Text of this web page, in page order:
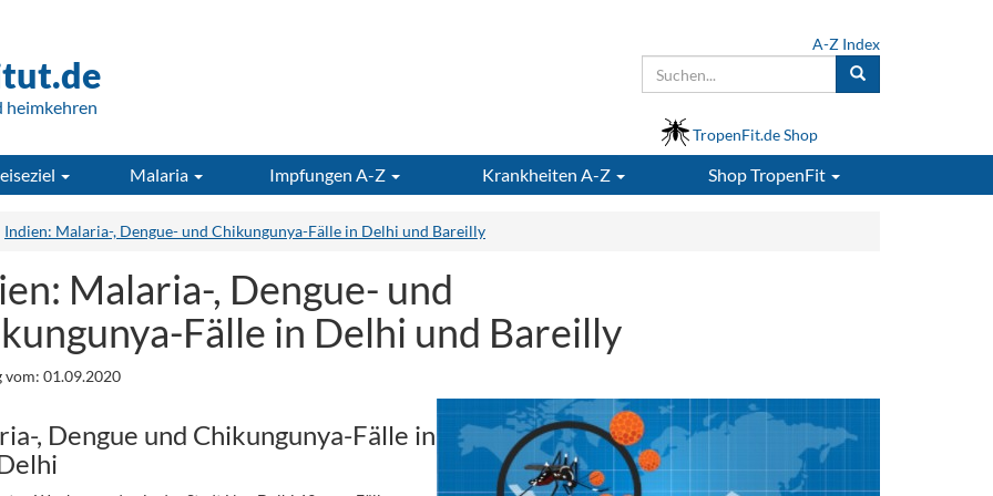
heimkehren
A-Z Index
TropenFit.de Shop
Malaria Impfungen A-Z Krankheiten A-Z ShopTropenFit
Indien: Malaria-, Dengue- und Chikungunya-Fälle in Delhi und Bareilly
Malaria-, Dengue- und
Fälle in Delhi und Bareilly
vom: 01.09.2020
, Dengue und Chikungunya-Fälle in